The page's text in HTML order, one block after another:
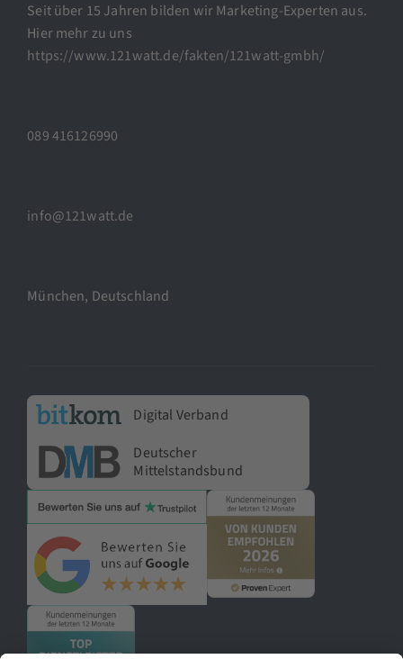
Seit über 15 Jahren bilden wir Marketing-Experten aus.
Hier mehr zu uns
https://www.121watt.de/fakten/121watt-gmbh/
089 416126990
info@121watt.de
München, Deutschland
Digital Verband
Deutscher
Mittelstandsbund